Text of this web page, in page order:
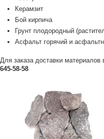
Керамзит
Бой кирпича
Грунт плодородный
Асфальт горячий и
Для заказа доставки
645-58-58